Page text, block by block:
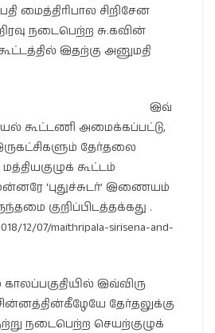
மைத்திரிபால சிறிசேன
நடைபெற்ற சு.கவின்
இதற்கு அனுமதி
இவ்
கூட்டணி அமைக்கப்பட்டு,
தேர்தலை
கூட்டம்
‘புதுச்சுடர்’ இணையம்
குறிப்பிடத்தக்கது .
12/07/maithripala-sirisena-and-
இவ்விரு
தேர்தலுக்கு
நடைபெற்ற செயற்குழுக்